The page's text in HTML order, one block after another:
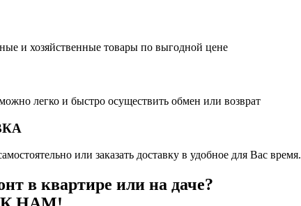
и хозяйственные товары по выгодной цене
легко и быстро осуществить обмен или возврат
или заказать доставку в удобное для Вас время.
в квартире или на даче?